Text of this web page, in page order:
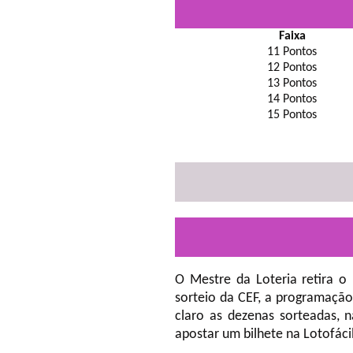
Faixa
11 Pontos
12 Pontos
13 Pontos
14 Pontos
15 Pontos
O Mestre da Loteria retira o
sorteio da CEF, a
claro as dezenas sorteadas,
apostar um bilhete na